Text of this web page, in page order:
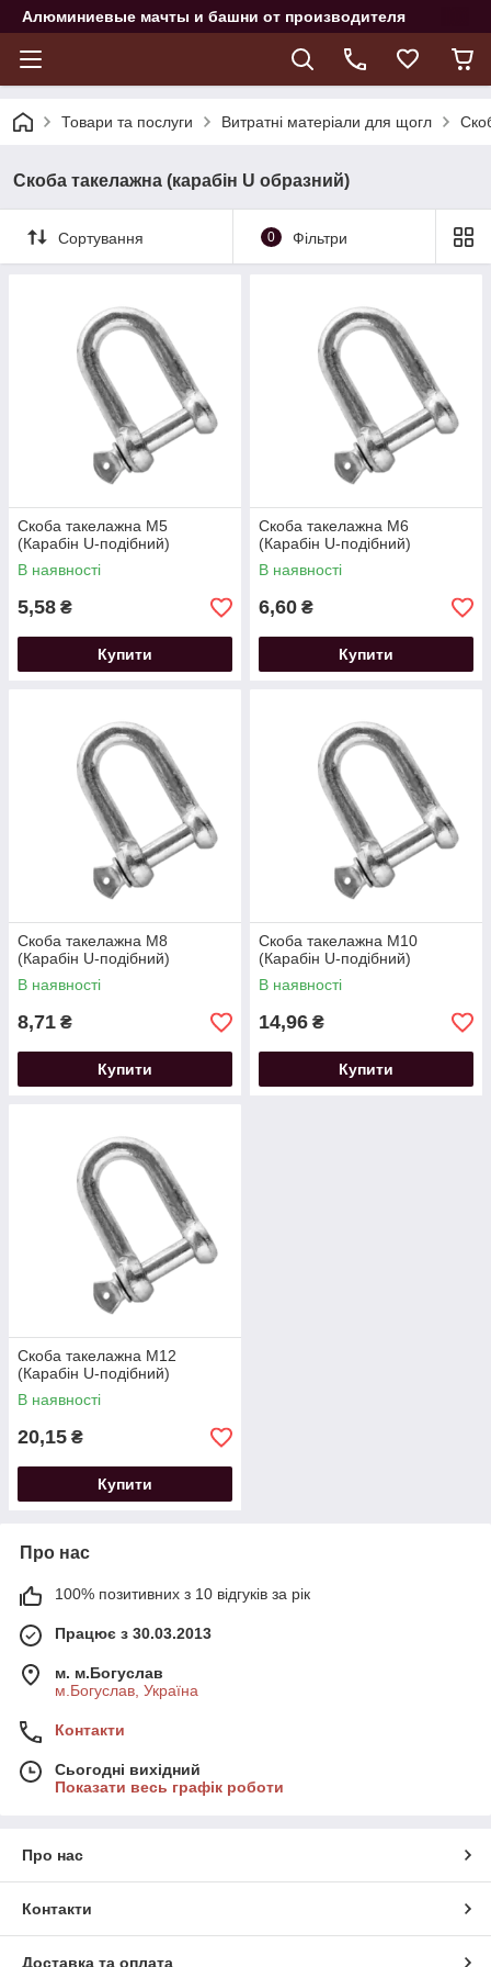
Алюминиевые мачты и башни от производителя
Товари та послуги Витратні матеріали для щогл
Скоба такелажна (карабін U образний)
Сортування 0 Фільтри
Скоба такелажна M5
(Карабін U-подібний)
В наявності
5,58 ₴
Купити
Скоба такелажна M6
(Карабін U-подібний)
В наявності
6,60 ₴
Купити
Скоба такелажна M8
(Карабін U-подібний)
В наявності
8,71 ₴
Купити
Скоба такелажна M10
(Карабін U-подібний)
В наявності
14,96 ₴
Купити
Скоба такелажна M12
(Карабін U-подібний)
В наявності
20,15 ₴
Купити
Про нас
100% позитивних з 10 відгуків за рік
Працює з 30.03.2013
м. м.Богуслав
м.Богуслав, Україна
Контакти
Сьогодні вихідний
Показати весь графік роботи
Про нас
Контакти
Доставка та оплата